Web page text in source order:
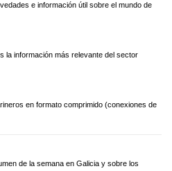
e información útil sobre el mundo de
la información más relevante del sector
en formato comprimido (conexiones de
de la semana en Galicia y sobre los